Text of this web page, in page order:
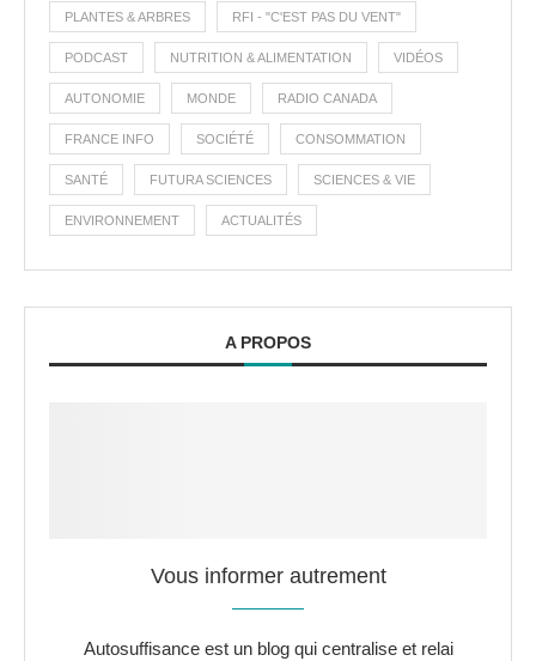
PLANTES & ARBRES RFI - "C'EST PAS DU VENT"
PODCAST NUTRITION & ALIMENTATION VIDÉOS
AUTONOMIE MONDE RADIO CANADA
FRANCE INFO SOCIÉTÉ CONSOMMATION
SANTÉ FUTURA SCIENCES SCIENCES & VIE
ENVIRONNEMENT ACTUALITÉS
A PROPOS
Vous informer autrement
Autosuffisance est un blog qui centralise et relai